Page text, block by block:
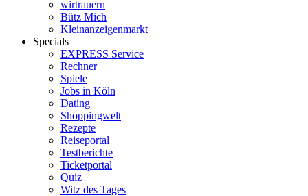
wirtrauern
Bütz Mich
Kleinanzeigenmarkt
Specials
EXPRESS Service
Rechner
Spiele
Jobs in Köln
Dating
Shoppingwelt
Rezepte
Reiseportal
Testberichte
Ticketportal
Quiz
Witz des Tages